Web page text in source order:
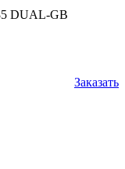
DUAL-GB
Заказать